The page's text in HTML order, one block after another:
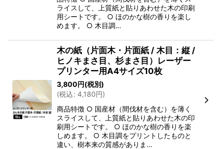
ライスして、上質紙と貼りあわせた木の印刷
用シートです。 ○ ほのかな樹の香りを楽し
めます。 ○ 木目調…
木の紙（片面木・片面紙 / 木目：縦 /
ヒノキまさ目、杉まさ目）レーザー
プリンター用A4サイズ10枚
3,800円(税別)
(税込: 4,180円)
商品特徴 ○ 国産材（間伐材を含む）を薄く
スライスして、上質紙と貼りあわせた木の印
刷用シートです。 ○ ほのかな樹の香りを楽
しめます。 ○ 木目調をプリントしたものと
違い、樹本来の質感がありま…